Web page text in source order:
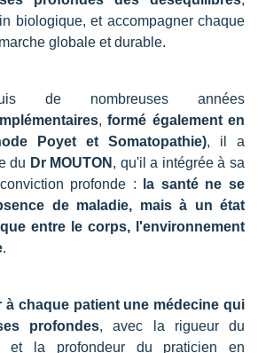
biologique, et accompagner chaque
globale et durable.
de nombreuses années
,formé également en
Poyet et Somatopathie), il a
du Dr MOUTON , qu'il a intégrée à sa
profonde :
la santé ne se
de maladie, mais à un état
entre le corps, l'environnement
.
à chaque patient une médecine qui
profondes, avec la rigueur du
et la profondeur du praticien en